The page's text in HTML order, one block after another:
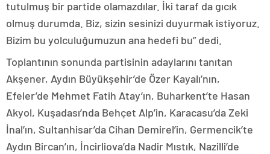
tutulmuş bir partide olamazdılar. İki taraf da gıcık
olmuş durumda. Biz, sizin sesinizi duyurmak istiyoruz.
Bizim bu yolculuğumuzun ana hedefi bu” dedi.
Toplantının sonunda partisinin adaylarını tanıtan
Akşener, Aydın Büyükşehir’de Özer Kayalı’nın,
Efeler’de Mehmet Fatih Atay’ın, Buharkent’te Hasan
Akyol, Kuşadası’nda Behçet Alp’in, Karacasu’da Zeki
İnal’ın, Sultanhisar’da Cihan Demirel’in, Germencik’te
Aydın Bircan’ın, İncirliova’da Nadir Mıstık, Nazilli’de